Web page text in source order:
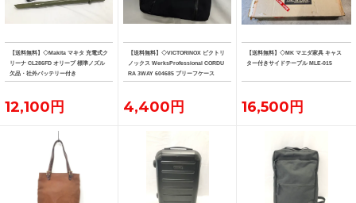
【送料無料】◇Makita マキタ 充電式ク
リーナ CL286FD オリーブ 標準ノズル
欠品・社外バッテリー付き
12,100円
【送料無料】◇VICTORINOX ビクトリ
ノックス WerksProfessional CORDU
RA 3WAY 604685 ブリーフケース
4,400円
【送料無料】◇MK マエダ家具 キャス
ター付きサイドテーブル MLE-015
16,500円